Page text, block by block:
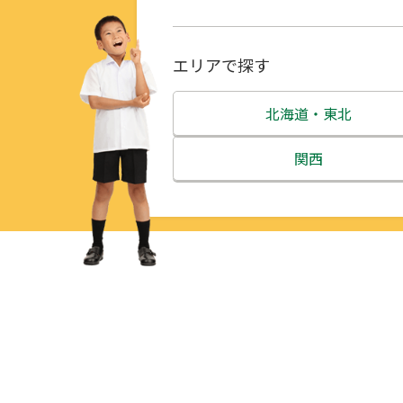
エリアで探す
北海道・東北
北海道
関西